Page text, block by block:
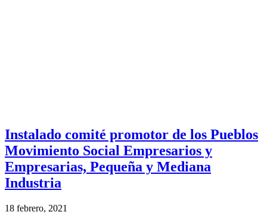
Instalado comité promotor de los Pueblos
Movimiento Social Empresarios y
Empresarias, Pequeña y Mediana
Industria
18 febrero, 2021